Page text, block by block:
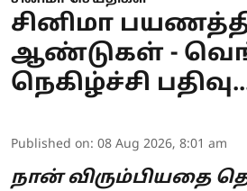
சினிமா
ஆண்டுகள் -
நெகிழ்ச்சி
Published on: 08 Aug 2026, 8:01 am
நான் விரும்பியதை